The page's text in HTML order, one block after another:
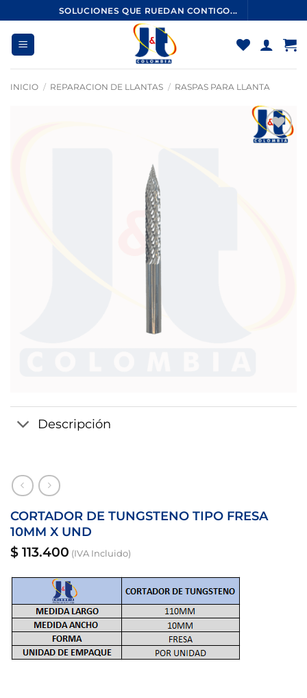
al
contenido
SOLUCIONES QUE RUEDAN CONTIGO...
INICIO / REPARACION DE LLANTAS / RASPAS PARA LLANTA
Descripción
CORTADOR DE TUNGSTENO TIPO FRESA
10MM X UND
$ 113.400 (IVA Incluido)